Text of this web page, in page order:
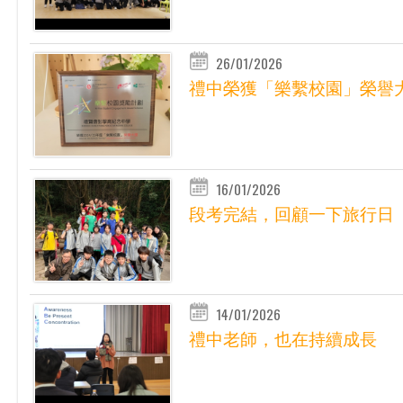
26/01/2026
禮中榮獲「樂繫校園」榮譽
16/01/2026
段考完結，回顧一下旅行日
14/01/2026
禮中老師，也在持續成長